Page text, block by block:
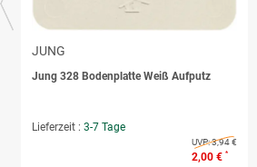
JUNG
Jung 328 Bodenplatte Weiß Aufputz
Lieferzeit : 3-7 Tage
UVP:3,94 €
2,00 € *